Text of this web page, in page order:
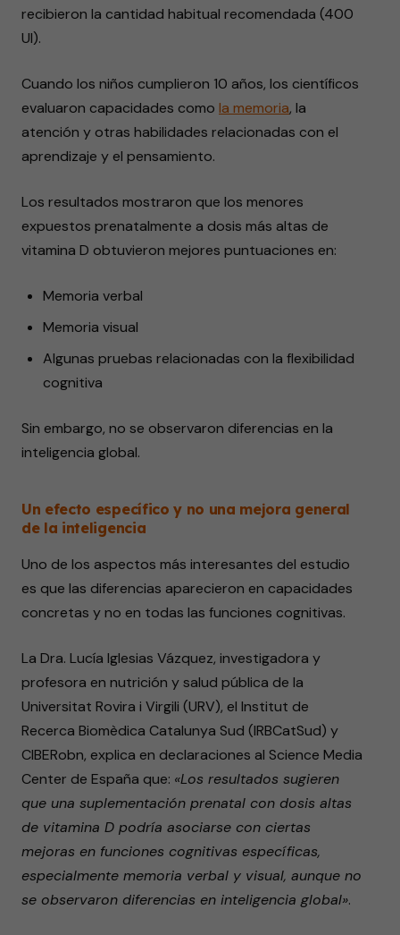
recibieron la cantidad habitual recomendada (400
UI).
Cuando los niños cumplieron 10 años, los científicos
evaluaron capacidades como la memoria, la
atención y otras habilidades relacionadas con el
aprendizaje y el pensamiento.
Los resultados mostraron que los menores
expuestos prenatalmente a dosis más altas de
vitamina D obtuvieron mejores puntuaciones en:
Memoria verbal
Memoria visual
Algunas pruebas relacionadas con la flexibilidad
cognitiva
Sin embargo, no se observaron diferencias en la
inteligencia global.
Un efecto específico y no una mejora general
de la inteligencia
Uno de los aspectos más interesantes del estudio
es que las diferencias aparecieron en capacidades
concretas y no en todas las funciones cognitivas.
La Dra. Lucía Iglesias Vázquez, investigadora y
profesora en nutrición y salud pública de la
Universitat Rovira i Virgili (URV), el Institut de
Recerca Biomèdica Catalunya Sud (IRBCatSud) y
CIBERobn, explica en declaraciones al Science Media
Center de España que: «Los resultados sugieren
que una suplementación prenatal con dosis altas
de vitamina D podría asociarse con ciertas
mejoras en funciones cognitivas específicas,
especialmente memoria verbal y visual, aunque no
se observaron diferencias en inteligencia global».